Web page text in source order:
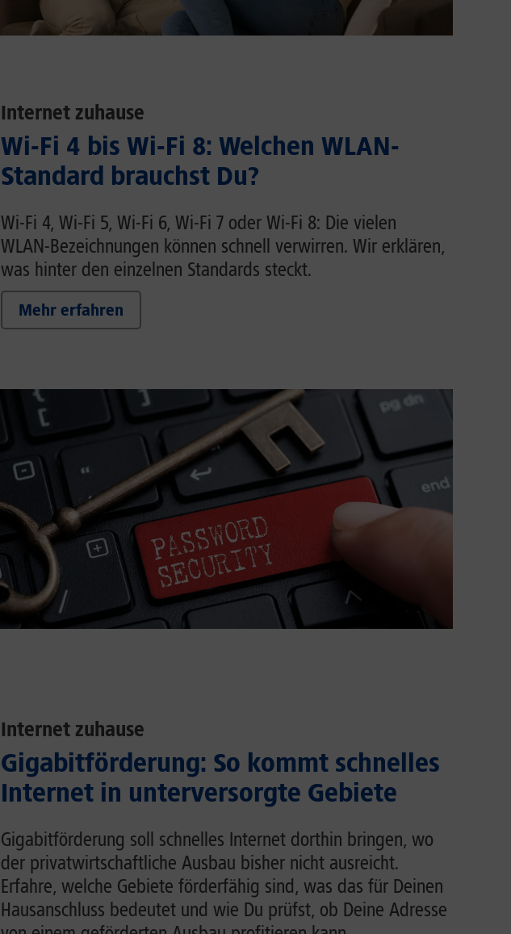
Internet zuhause
Wi-Fi 4 bis Wi-Fi 8: Welchen WLAN-
Standard brauchst Du?
Wi-Fi 4, Wi-Fi 5, Wi-Fi 6, Wi-Fi 7 oder Wi-Fi 8: Die vielen
WLAN-Bezeichnungen können schnell verwirren. Wir erklären,
was hinter den einzelnen Standards steckt.
Mehr erfahren
Internet zuhause
Gigabitförderung: So kommt schnelles
Internet in unterversorgte Gebiete
Gigabitförderung soll schnelles Internet dorthin bringen, wo
der privatwirtschaftliche Ausbau bisher nicht ausreicht.
Erfahre, welche Gebiete förderfähig sind, was das für Deinen
Hausanschluss bedeutet und wie Du prüfst, ob Deine Adresse